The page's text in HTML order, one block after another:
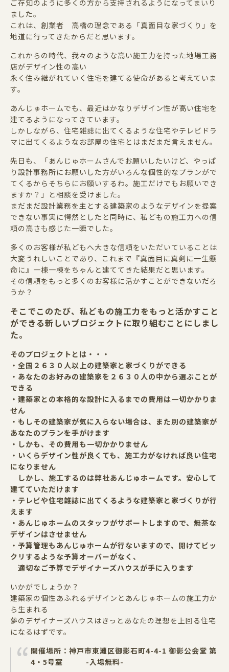
ご存知のように多くの方から支持されるようになってまいり
ました。
これは、創業者 高橋の理念である「真面目な家づくり」を
地道に行ってきたからだと思います。
これからの時代、我々のような高い施工力を持った地場工務
店がデザイン性の高い
永く住み継がれていく住宅を建てる使命があると考えていま
す。
あんじゅホームでも、最近はかなりデザイン性が高い住宅を
建てるようになってきています。
しかしながら、住宅雑誌に出てくるような住宅やテレビドラ
マに出てくるようなお部屋の住宅とはまだまだ言えません。
先日も、「あんじゅホームさんでお願いしたいけど、やっぱ
り設計事務所にお願いした方がいろんな個性的なプランがで
てくるからそちらにお願いするわ。施工だけでもお願いでき
ますか？」と相談を受けました。
まだまだ設計業務を主とする建築家のようなデザインを提案
できない事実に愕然としたと同時に、私どもの施工力への信
頼の高さも感じた一瞬でした。
多くのお客様が私どもへ大きな信頼をいただいていることは
大変うれしいことであり、これまで『真面目に真剣に一生懸
命に』一棟一棟をちゃんと建ててきた結果だと思います。
その信頼をもっと多くのお客様に活かすことができないだろ
うか？
そこでこのたび、私どもの施工力をもっと活かすこと
ができる新しいプロジェクトに取り組むことにしまし
た。
そのプロジェクトとは・・・
・全国２６３０人以上の建築家と家づくりができる
・あなたのお好みの建築家を２６３０人の中から選ぶことが
できる
・建築家との本格的な設計に入るまでの費用は一切かかりま
せん
・もしその建築家が気に入らない場合は、また別の建築家が
あなたのプランを手がけます
・しかも、その費用も一切かかりません
・いくらデザイン性が良くても、施工力がなければ良い住宅
になりません
しかし、施工するのは弊社あんじゅホームです。安心して
建てていただけます
・テレビや住宅雑誌に出てくるような建築家と家づくりが行
えます
・あんじゅホームのスタッフがサポートしますので、無茶な
デザインはさせません
・予算管理もあんじゅホームが行ないますので、開けてビッ
クリするような予算オーバーがなく、
適切なご予算でデザイナーズハウスが手に入ります
いかがでしょうか？
建築家の個性あふれるデザインとあんじゅホームの施工力か
ら生まれる
夢のデザイナーズハウスはきっとあなたの理想を上回る住宅
になるはずです。
開催場所：神戸市東灘区御影石町4-4-1 御影公会堂 第
4・5号室 -入場無料-